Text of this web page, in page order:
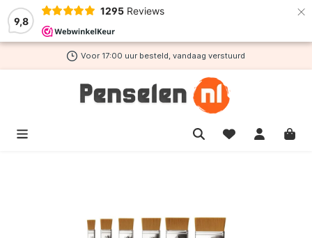
9,8
1295 Reviews ×
hoofdinhoud
Voor 17:00 uur besteld, vandaag verstuurd